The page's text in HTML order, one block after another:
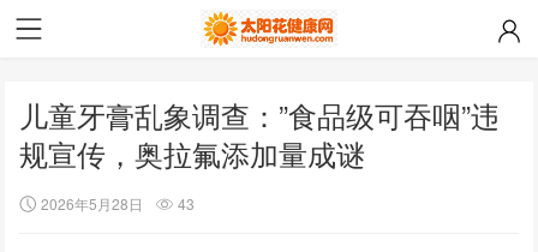
儿童牙膏乱象调查：”食品级可吞咽”违
规宣传，奥拉氟添加量成谜
2026年5月28日 43